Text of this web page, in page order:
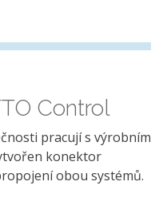
Control
pracují s výrobním
konektor
obou systémů.